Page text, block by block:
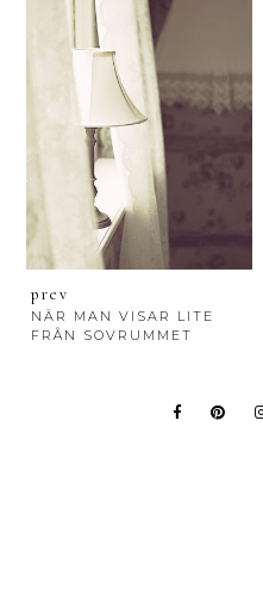
prev
NÄR MAN VISAR LITE
FRÅN SOVRUMMET